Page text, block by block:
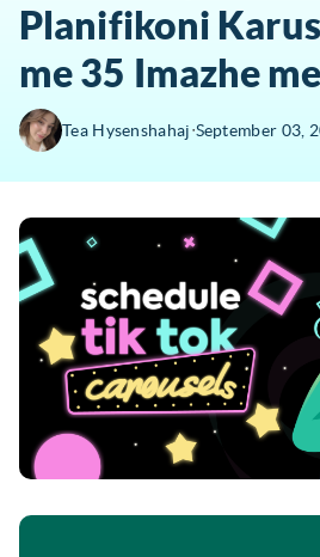
Planifikoni
me 35 Imazhe
Tea Hysenshahaj∙September 03,